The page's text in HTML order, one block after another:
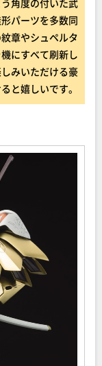
角度の付いた武
パーツを多数同
章やシュペルタ
にすべて刷新し
みいただける豪
と嬉しいです。